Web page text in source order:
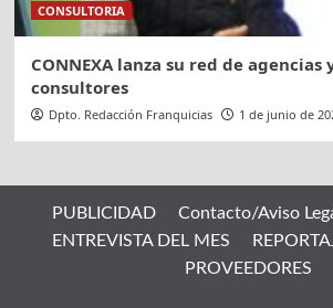
CONSULTORIA
CONNEXA lanza su red de agencias
consultores
Dpto. Redacción Franquicias 1 de junio de
PUBLICIDAD Contacto/Aviso
ENTREVISTA DEL MES
PROVEEDORES